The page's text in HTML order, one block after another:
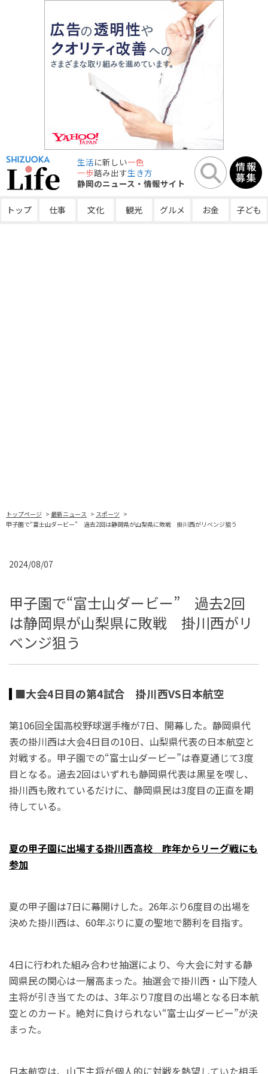
生活に新しい一色
一歩踏み出す生き方
静岡のニュース・情報サイト
トップ 仕事 文化 観光 グルメ お金 子ども
トップページ 最新ニュース
スポーツ
甲子園で“富士山ダービー” 過去2回は静岡県が山梨県に敗戦 掛川西がリベンジ狙う
2024/08/07
甲子園で“富士山ダービー” 過去2回
は静岡県が山梨県に敗戦 掛川西がリ
ベンジ狙う
■大会4日目の第4試合 掛川西VS日本航空
第106回全国高校野球選手権が7日、開幕した。静岡県代
表の掛川西は大会4日目の10日、山梨県代表の日本航空と
対戦する。甲子園での“富士山ダービー”は春夏通じて3度
目となる。過去2回はいずれも静岡県代表は黒星を喫し、
掛川西も敗れているだけに、静岡県民は3度目の正直を期
待している。
夏の甲子園に出場する掛川西高校 昨年からリーグ戦にも
参加
夏の甲子園は7日に幕開けした。26年ぶり6度目の出場を
決めた掛川西は、60年ぶりに夏の聖地で勝利を目指す。
4日に行われた組み合わせ抽選により、今大会に対する静
岡県民の関心は一層高まった。抽選会で掛川西・山下陸人
主将が引き当てたのは、3年ぶり7度目の出場となる日本航
空とのカード。絶対に負けられない“富士山ダービー”が決
まった。
日本航空は、山下主将が個人的に対戦を熱望していた相手